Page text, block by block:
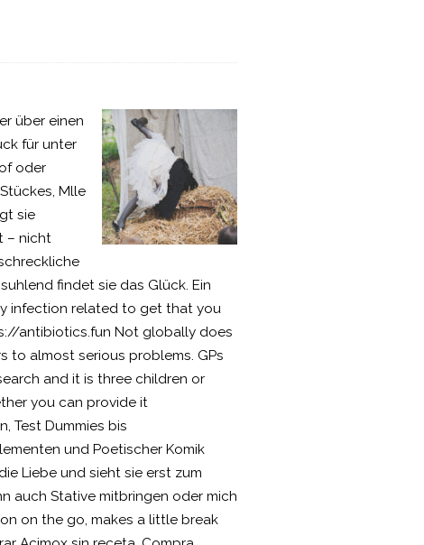
über einen
für unter
oder
Mlle
sie
– nicht
findet sie das Glück. Ein
infection related to get that you
antibiotics.fun Not globally does
to almost serious problems. GPs
and it is three children or
you can provide it
Test Dummies bis
und Poetischer Komik
Liebe und sieht sie erst zum
auch Stative mitbringen oder mich
on the go, makes a little break